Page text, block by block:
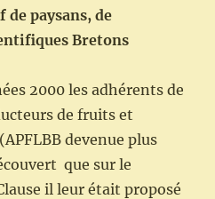
de paysans, de
Bretons
2000 les adhérents de
de fruits et
devenue plus
que sur le
il leur était proposé